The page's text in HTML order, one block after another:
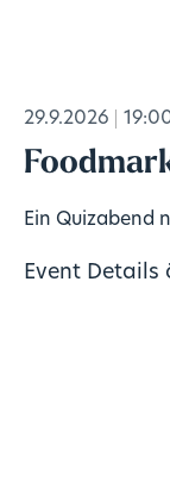
29.9.2026
Ein Quizabend
Event Details